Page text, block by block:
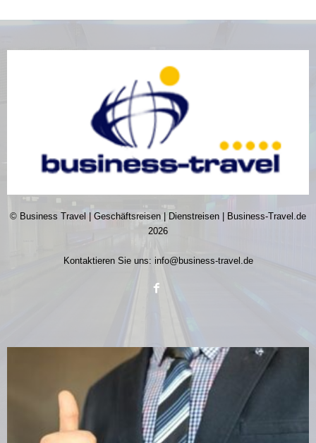
© Business Travel | Geschäftsreisen | Dienstreisen | Business-Travel.de
2026
Kontaktieren Sie uns: info@business-travel.de